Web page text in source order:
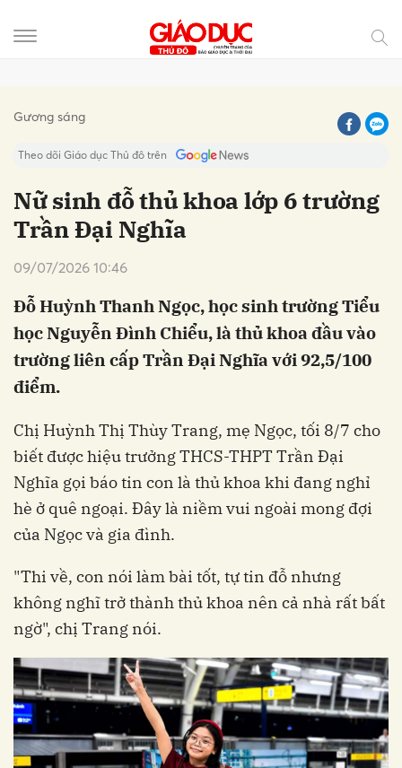
Gương sáng
Theo dõi Giáo dục Thủ đô trên
Nữ sinh đỗ thủ khoa lớp 6 trường
Trần Đại Nghĩa
09/07/2026 10:46
Đỗ Huỳnh Thanh Ngọc, học sinh trường Tiểu
học Nguyễn Đình Chiểu, là thủ khoa đầu vào
trường liên cấp Trần Đại Nghĩa với 92,5/100
điểm.
Chị Huỳnh Thị Thùy Trang, mẹ Ngọc, tối 8/7 cho
biết được hiệu trưởng THCS-THPT Trần Đại
Nghĩa gọi báo tin con là thủ khoa khi đang nghỉ
hè ở quê ngoại. Đây là niềm vui ngoài mong đợi
của Ngọc và gia đình.
"Thi về, con nói làm bài tốt, tự tin đỗ nhưng
không nghĩ trở thành thủ khoa nên cả nhà rất bất
ngờ", chị Trang nói.
Hủy Gửi